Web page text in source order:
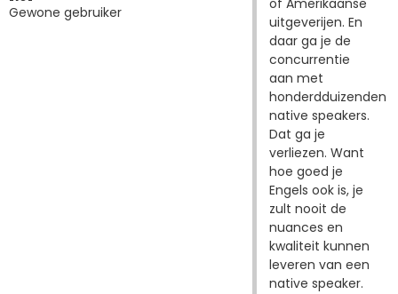
Gewone gebruiker
of Amerikaanse
uitgeverijen. En
daar ga je de
concurrentie
aan met
honderdduizenden
native speakers.
Dat ga je
verliezen. Want
hoe goed je
Engels ook is, je
zult nooit de
nuances en
kwaliteit kunnen
leveren van een
native speaker.